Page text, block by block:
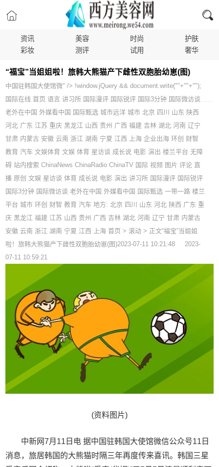
资讯 美容 时尚
护肤
彩妆
测评 试用 奢华
“福宝”当姐姐啦！旅韩大熊猫产下雌性双胞胎幼崽(图)
中国驻韩国大使馆微" /> !window.jQuery && document.write(""+""+"");
国际在线 首页 语言 讲习所 国际漫评 国际锐评 国际3分钟 国际微访谈
老外在中国 外媒看中国 国际甄选 城市远洋 城市 北京 四川 山东 陕西
河北 广东 江苏 重庆 黑龙江 山西 贵州 广西 福建 吉林 湖北 河南 辽宁
甘肃 内蒙古 安徽 云南 浙江 湖南 宁夏 江西 上海 企业出海 环创 财智
教育 汽车 文娱体育 文娱 体育 星访谈 成长说 电影 演出 楼兰平台 无障
碍 站内搜索 ChinaNews ChinaRadio ChinaTV 国际 视频 图片 评论 直
播 原创 文娱 星访谈 体育 成长说 电影 演出 讲习所 国际漫评 国际锐评
国际3分钟 国际微访谈 老外在中国 外媒看中国 国际甄选 一带一路 楼兰
平台 城市 环创 财智 教育 汽车 地方: 北京 四川 山东 河北 陕西 广东 重
庆 黑龙江 福建 江苏 山西 贵州 广西 吉林 湖北 河南 辽宁 甘肃 内蒙古
安徽 云南 浙江 湖南 宁夏 江西 上海 首页 > 滚动 > 正文“福宝”当姐姐
啦！旅韩大熊猫产下雌性双胞胎幼崽(图)2023-07-11 10:21:48 2023-
07-11 10:59:21
(资料图片)
中新网7月11日电 据中国驻韩国大使馆微信公众号11日
消息，旅居韩国的大熊猫时隔三年再度传来喜讯。韩国三星